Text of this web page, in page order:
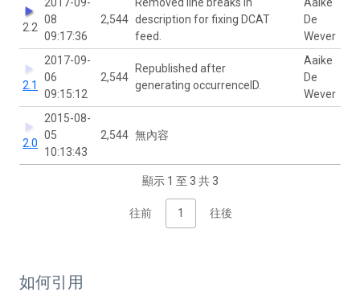
2.2
08
09:17:36
2,544 description for fixing DCAT
feed.
De
Wever
2.1
2017-09-
06
09:15:12
2,544
Republished after
generating occurrenceID.
Aaike
De
Wever
2.0
2015-08-
05
10:13:43
2,544 無內容
顯示 1 至 3 共 3
往前 1 往後
如何引用